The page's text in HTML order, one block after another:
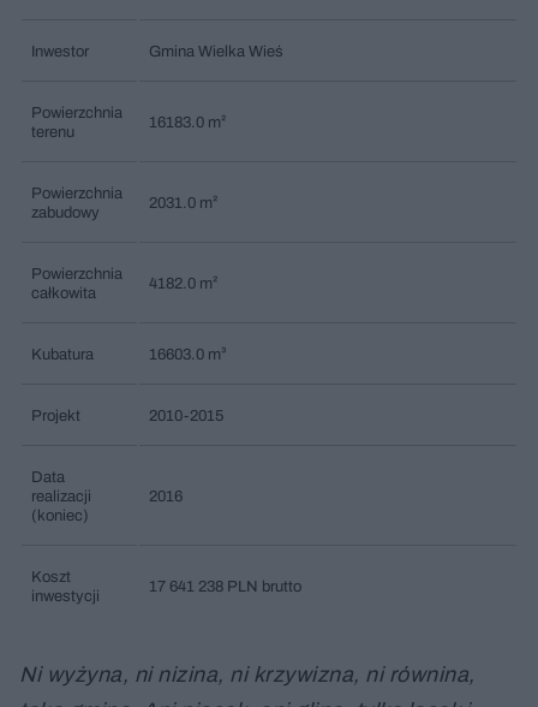
Inwestor Gmina Wielka Wieś
Powierzchnia
terenu
16183.0 m²
Powierzchnia
zabudowy
2031.0 m²
Powierzchnia
całkowita
4182.0 m²
Kubatura 16603.0 m³
Projekt 2010-2015
Data
realizacji
(koniec)
2016
Koszt
inwestycji
17 641 238 PLN brutto
Ni wyżyna, ni nizina, ni krzywizna, ni równina,